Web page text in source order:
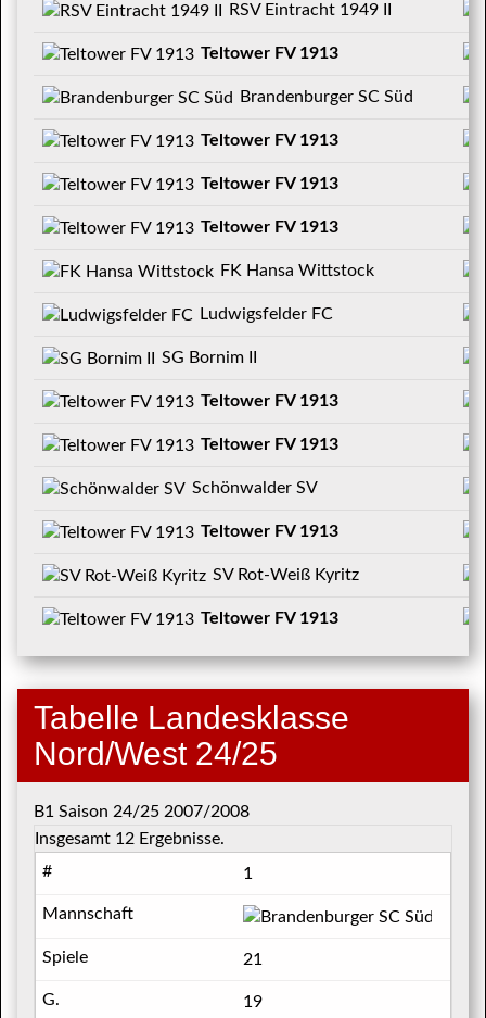
RSV Eintracht 1949 II
Teltower FV 1913
Brandenburger SC Süd
Teltower FV 1913
Teltower FV 1913
Teltower FV 1913
FK Hansa Wittstock
Ludwigsfelder FC
SG Bornim II
Teltower FV 1913
Teltower FV 1913
Schönwalder SV
Teltower FV 1913
SV Rot-Weiß Kyritz
Teltower FV 1913
Tabelle Landesklasse
Nord/West 24/25
B1 Saison 24/25 2007/2008
Insgesamt 12 Ergebnisse.
1
21
19